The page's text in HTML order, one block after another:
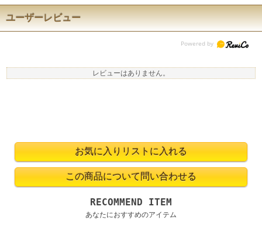
ユーザーレビュー
レビューはありません。
RECOMMEND ITEM
あなたにおすすめのアイテム